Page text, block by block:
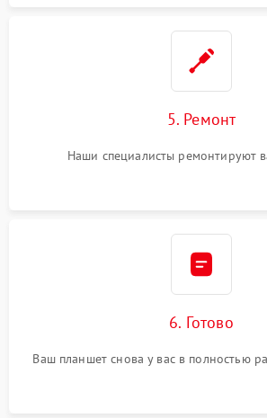
5. Ремонт
Наши специалисты ремонтируют
6. Готово
Ваш планшет снова у вас в полностью